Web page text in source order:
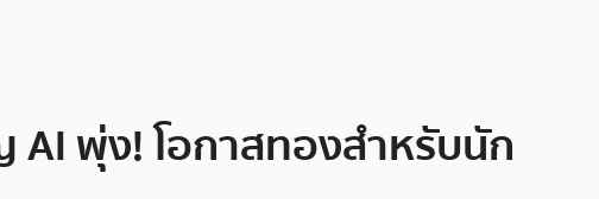
AI พุ่ง! โอกาสทองสำหรับนัก